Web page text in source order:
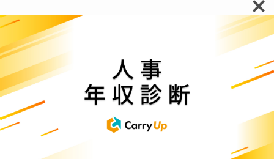
政府の雇用流動化政策がフリーランスを後押
し
政府が進める雇用流動化政策も、フリーランスと
しての働き方を後押しする大きな要因となってい
ます。